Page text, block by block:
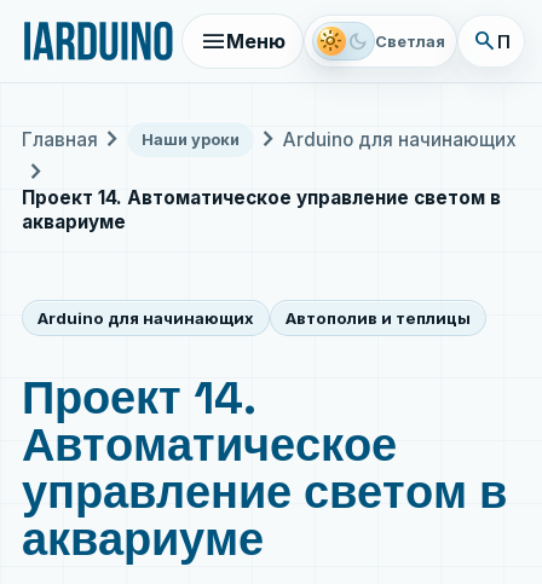
menuМеню light_mode dark_mode Светлая search
Главная chevron_right Наши уроки chevron_right Arduino для начинающих
chevron_right
Проект 14. Автоматическое управление светом в
аквариуме
Arduino для начинающих Автополив и теплицы
Проект 14.
Автоматическое
управление светом в
аквариуме